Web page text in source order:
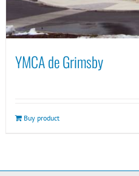
YMCA de Grimsby
Buy product